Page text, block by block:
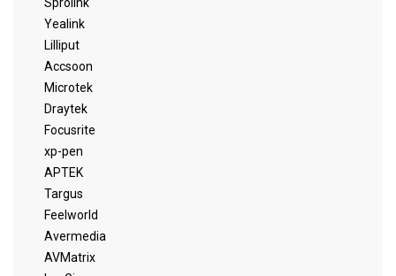
Sprolink
Yealink
Lilliput
Accsoon
Microtek
Draytek
Focusrite
xp-pen
APTEK
Targus
Feelworld
Avermedia
AVMatrix